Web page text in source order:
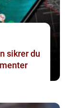
sikrer du